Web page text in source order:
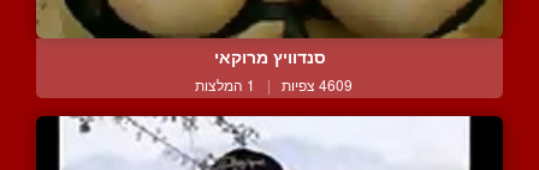
סנדוויץ מרוקאי
4609 צפיות | 1 המלצות